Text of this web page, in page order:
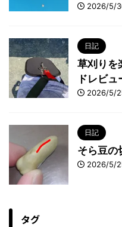
2026/5/
日記
草刈りを
ドレビュ
2026/5/
日記
そら豆の
2026/5/
タグ